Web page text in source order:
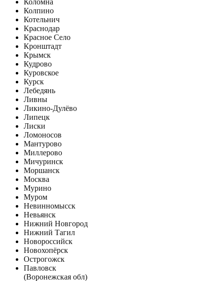
Коломна
Колпино
Котельнич
Краснодар
Красное Село
Кронштадт
Крымск
Кудрово
Куровское
Курск
Лебедянь
Ливны
Ликино-Дулёво
Липецк
Лиски
Ломоносов
Мантурово
Миллерово
Мичуринск
Моршанск
Москва
Мурино
Муром
Невинномысск
Невьянск
Нижний Новгород
Нижний Тагил
Новороссийск
Новохопёрск
Острогожск
Павловск
(Воронежская обл)